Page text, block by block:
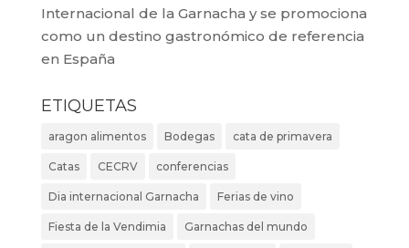
Internacional de la Garnacha y se promociona
como un destino gastronómico de referencia
en España
ETIQUETAS
aragon alimentos Bodegas cata de primavera
Catas CECRV conferencias
Dia internacional Garnacha Ferias de vino
Fiesta de la Vendimia Garnachas del mundo